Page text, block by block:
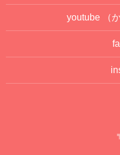
youtube （